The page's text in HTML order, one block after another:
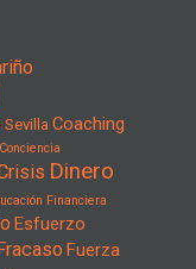
Coaching
Conciencia
Dinero
Financiera
Esfuerzo
Fuerza